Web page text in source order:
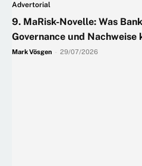
Advertorial
9. MaRisk-Novelle: Was
Governance und Nachweise
Mark Vösgen 29/07/2026